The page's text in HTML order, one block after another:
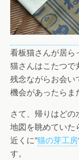
看板猫さんが居
猫さんはこたつで
残念ながらお会い
機会があったらま
さて、帰りはどの
地図を眺めてい
近くに”猫の芽工房
す。